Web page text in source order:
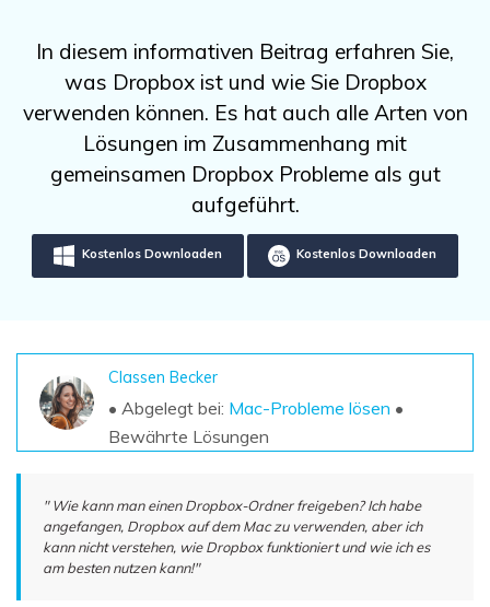
Kostenlos Testen
Recoverit kostenlos
Verlorene/gel?schte Daten kostenlos
wiederherstellen
Kostenlos Testen
Weitere Produkte
Repairit - Datenreparatur
UBackit - Datensicherung
Datenverlust-Szenarien
ALLE FUNKTIONEN ENTDECKEN
Aktuelles Thema
search
In diesem informativen Beitrag erfahren Sie,
was Dropbox ist und wie Sie Dropbox
verwenden können. Es hat auch alle Arten von
Lösungen im Zusammenhang mit
gemeinsamen Dropbox Probleme als gut
aufgeführt.
Kostenlos Downloaden Kostenlos Downloaden
Classen Becker
• Abgelegt bei: Mac-Probleme lösen •
Bewährte Lösungen
" Wie kann man einen Dropbox-Ordner freigeben? Ich habe
angefangen, Dropbox auf dem Mac zu verwenden, aber ich
kann nicht verstehen, wie Dropbox funktioniert und wie ich es
am besten nutzen kann!"